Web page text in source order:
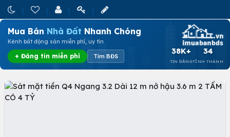
Mua Bán Nhà Đất Nhanh Chóng
Kênh bất động sản miễn phí, uy tín
+ Đăng tin miễn phí Tìm BĐS
38K+
TIN ĐĂNG
34
TỈNH THÀNH